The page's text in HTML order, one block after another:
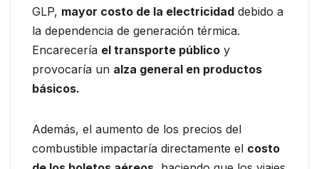
GLP, mayor costo de la electricidad debido a
la dependencia de generación térmica.
Encarecería el transporte público y
provocaría un alza general en productos
básicos.
Además, el aumento de los precios del
combustible impactaría directamente el costo